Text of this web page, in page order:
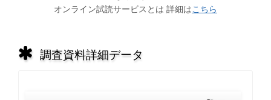
オンライン試読サービスとは 詳細はこちら
調査資料詳細データ